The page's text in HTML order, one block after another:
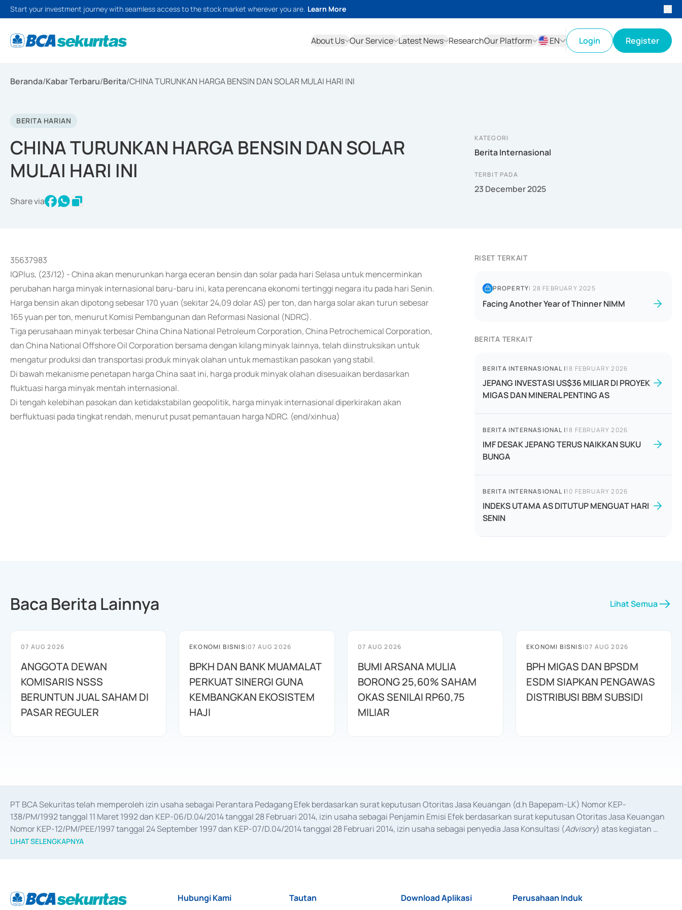
Start your investment journey with seamless access to the stock market wherever you are. Learn More
About Us Our Service Latest News ResearchOur Platform
EN
Login Register
Beranda/Kabar Terbaru/Berita/CHINA TURUNKAN HARGA BENSIN DAN SOLAR MULAI HARI INI
BERITA HARIAN
CHINA TURUNKAN HARGA BENSIN DAN SOLAR
MULAI HARI INI
Share via
KATEGORI
Berita Internasional
TERBIT PADA
23 December 2025
35637983
IQPlus, (23/12) - China akan menurunkan harga eceran bensin dan solar pada hari Selasa untuk mencerminkan
perubahan harga minyak internasional baru-baru ini, kata perencana ekonomi tertinggi negara itu pada hari Senin.
Harga bensin akan dipotong sebesar 170 yuan (sekitar 24,09 dolar AS) per ton, dan harga solar akan turun sebesar
165 yuan per ton, menurut Komisi Pembangunan dan Reformasi Nasional (NDRC).
Tiga perusahaan minyak terbesar China China National Petroleum Corporation, China Petrochemical Corporation,
dan China National Offshore Oil Corporation bersama dengan kilang minyak lainnya, telah diinstruksikan untuk
mengatur produksi dan transportasi produk minyak olahan untuk memastikan pasokan yang stabil.
Di bawah mekanisme penetapan harga China saat ini, harga produk minyak olahan disesuaikan berdasarkan
fluktuasi harga minyak mentah internasional.
Di tengah kelebihan pasokan dan ketidakstabilan geopolitik, harga minyak internasional diperkirakan akan
berfluktuasi pada tingkat rendah, menurut pusat pemantauan harga NDRC. (end/xinhua)
RISET TERKAIT
PROPERTY| 28 FEBRUARY 2025
Facing Another Year of Thinner NIMM
BERITA TERKAIT
BERITA INTERNASIONAL |18 FEBRUARY 2026
JEPANG INVESTASI US$36 MILIAR DI PROYEK
MIGAS DAN MINERAL PENTING AS
BERITA INTERNASIONAL |18 FEBRUARY 2026
IMF DESAK JEPANG TERUS NAIKKAN SUKU
BUNGA
BERITA INTERNASIONAL |10 FEBRUARY 2026
INDEKS UTAMA AS DITUTUP MENGUAT HARI
SENIN
Baca Berita Lainnya Lihat Semua
07 AUG 2026
ANGGOTA DEWAN
KOMISARIS NSSS
BERUNTUN JUAL SAHAM DI
PASAR REGULER
EKONOMI BISNIS|07 AUG 2026
BPKH DAN BANK MUAMALAT
PERKUAT SINERGI GUNA
KEMBANGKAN EKOSISTEM
HAJI
07 AUG 2026
BUMI ARSANA MULIA
BORONG 25,60% SAHAM
OKAS SENILAI RP60,75
MILIAR
EKONOMI BISNIS|07 AUG 2026
BPH MIGAS DAN BPSDM
ESDM SIAPKAN PENGAWAS
DISTRIBUSI BBM SUBSIDI
PT BCA Sekuritas telah memperoleh izin usaha sebagai Perantara Pedagang Efek berdasarkan surat keputusan Otoritas Jasa Keuangan (d.h Bapepam-LK) Nomor KEP-
138/PM/1992 tanggal 11 Maret 1992 dan KEP-06/D.04/2014 tanggal 28 Februari 2014, izin usaha sebagai Penjamin Emisi Efek berdasarkan surat keputusan Otoritas Jasa Keuangan
Nomor KEP-12/PM/PEE/1997 tanggal 24 September 1997 dan KEP-07/D.04/2014 tanggal 28 Februari 2014, izin usaha sebagai penyedia Jasa Konsultasi (Advisory) atas kegiatan
merger, akuisisi, divestasi, dan
LIHAT SELENGKAPNYA
Hubungi Kami Tautan Download Aplikasi Perusahaan Induk